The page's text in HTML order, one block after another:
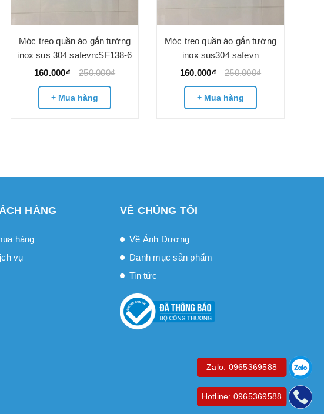
Móc treo quần áo gắn tường
inox sus 304 safevn:SF138-6
160.000₫
250.000₫
+ Mua hàng
Móc treo quần áo gắn tường
inox sus304 safevn
160.000₫
250.000₫
+ Mua hàng
HÀNG
hàng
vụ
VỀ CHÚNG TÔI
Về Ánh Dương
Danh mục sản phẩm
Tin tức
Zalo: 0965369588
Hotline: 0965369588